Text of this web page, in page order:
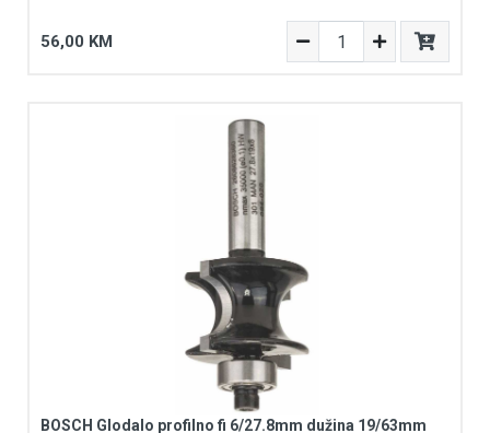
56,00 KM
BOSCH Glodalo profilno fi 6/27.8mm dužina 19/63mm